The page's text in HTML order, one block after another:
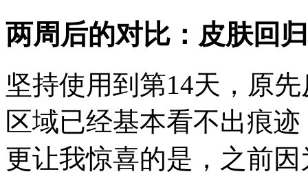
两周后的对比：皮肤回
坚持使用到第14天，原
区域已经基本看不出痕
更让我惊喜的是，之前